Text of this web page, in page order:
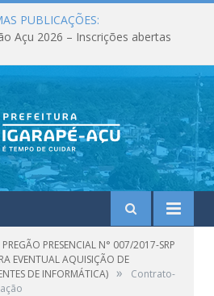
PUBLICAÇÕES:
Açu 2026 – Inscrições abertas
PREGÃO PRESENCIAL N° 007/2017-SRP
EVENTUAL AQUISIÇÃO DE
DE INFORMÁTICA) »
Contrato-